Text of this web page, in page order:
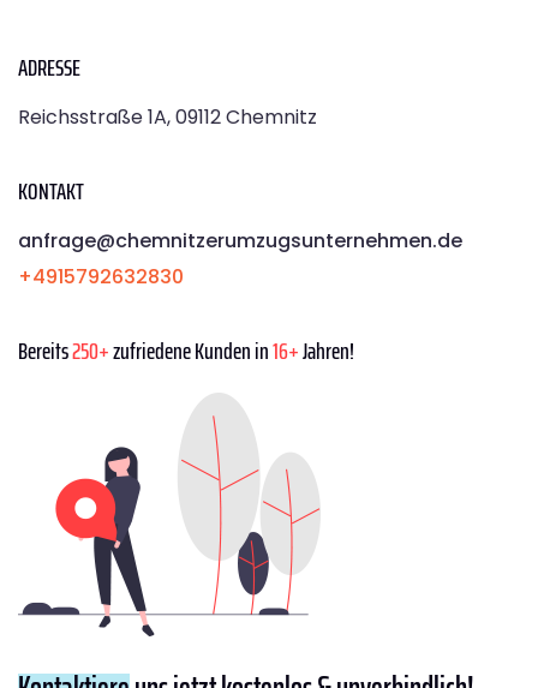
ADRESSE
Reichsstraße 1A, 09112 Chemnitz
KONTAKT
anfrage@chemnitzerumzugsunternehmen.de
+4915792632830
Bereits250+zufriedene Kunden in16+Jahren!